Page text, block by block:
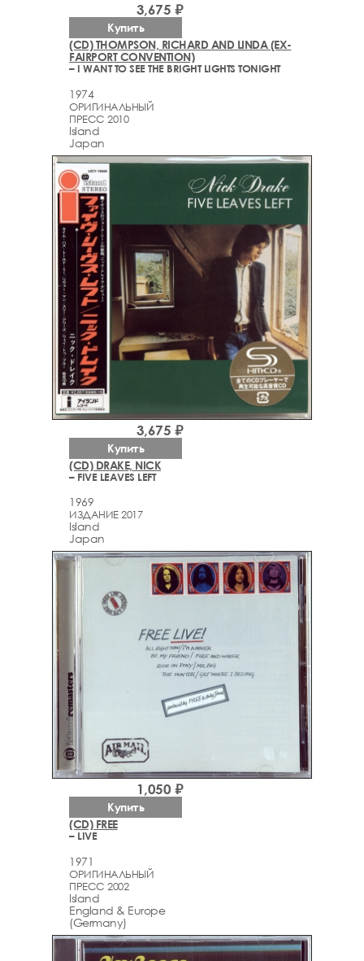
(CD) THOMPSON, RICHARD AND LINDA (EX-
FAIRPORT CONVENTION)
– I WANT TO SEE THE BRIGHT LIGHTS TONIGHT
1974
ОРИГИНАЛЬНЫЙ
ПРЕСС 2010
Island
Japan
3,675 ₽
Купить
(CD) DRAKE, NICK
– FIVE LEAVES LEFT
1969
ИЗДАНИЕ 2017
Island
Japan
3,675 ₽
Купить
(CD) FREE
– LIVE
1971
ОРИГИНАЛЬНЫЙ
ПРЕСС 2002
Island
England & Europe
(Germany)
1,050 ₽
Купить